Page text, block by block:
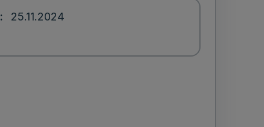
25.11.2024